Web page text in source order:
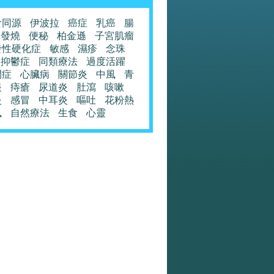
源 伊波拉 癌症 乳癌
腸
發燒
便秘 柏金遜
子宮肌瘤
硬化症
敏感 濕疹
念珠
抑鬱症
同類療法
過度活躍
心臟病 關節炎 中風
青
痔瘡 尿道炎 肚瀉
咳嗽
感冒 中耳炎 嘔吐
花粉熱
自然療法 生食 心靈